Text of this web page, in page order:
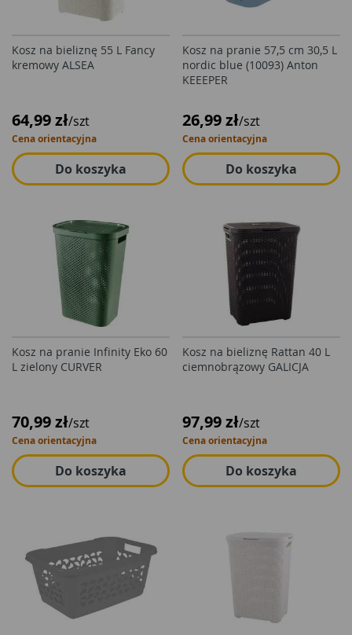
Kosz na bieliznę 55 L Fancy
kremowy ALSEA
64,99 zł/szt
Cena orientacyjna
Do koszyka
Kosz na pranie 57,5 cm 30,5 L
nordic blue (10093) Anton
KEEEPER
26,99 zł/szt
Cena orientacyjna
Do koszyka
Kosz na pranie Infinity Eko 60
L zielony CURVER
70,99 zł/szt
Cena orientacyjna
Do koszyka
Kosz na bieliznę Rattan 40 L
ciemnobrązowy GALICJA
97,99 zł/szt
Cena orientacyjna
Do koszyka